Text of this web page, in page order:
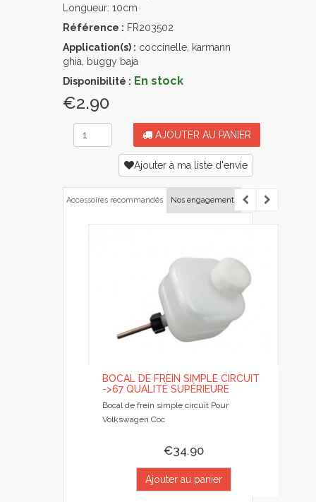
Longueur: 10cm
Référence : FR203502
Application(s) : coccinelle, karmann
ghia, buggy baja
Disponibilité : En stock
€2.90
AJOUTER AU PANIER
Ajouter à ma liste d'envie
Accessoires recommandés Nos engagements
BOCAL DE FREIN SIMPLE CIRCUIT
->67 QUALITÉ SUPÉRIEURE
Bocal de frein simple circuit Pour
Volkswagen Coc
€34.90
Ajouter au panier